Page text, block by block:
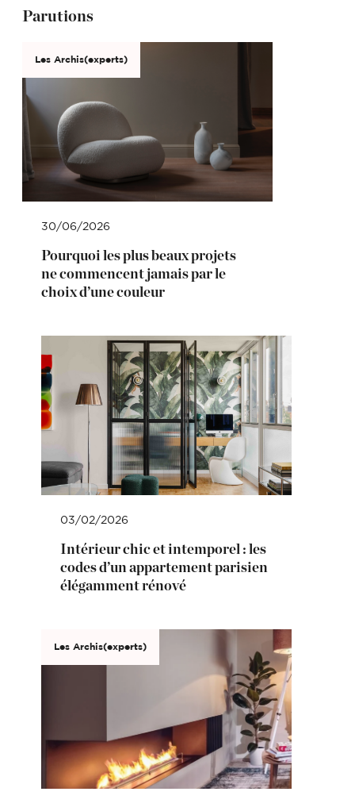
Parutions
Les Archis(experts)
30/06/2026
Pourquoi les plus beaux projets
ne commencent jamais par le
choix d’une couleur
03/02/2026
Intérieur chic et intemporel : les
codes d’un appartement parisien
élégamment rénové
Les Archis(experts)